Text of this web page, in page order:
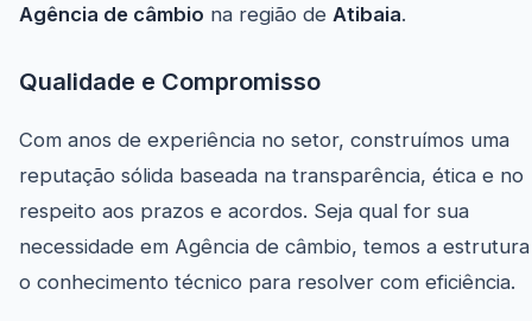
Agência de câmbio na região de Atibaia.
Qualidade e Compromisso
Com anos de experiência no setor, construímos uma
reputação sólida baseada na transparência, ética e no
respeito aos prazos e acordos. Seja qual for sua
necessidade em Agência de câmbio, temos a
o conhecimento técnico para resolver com eficiência.